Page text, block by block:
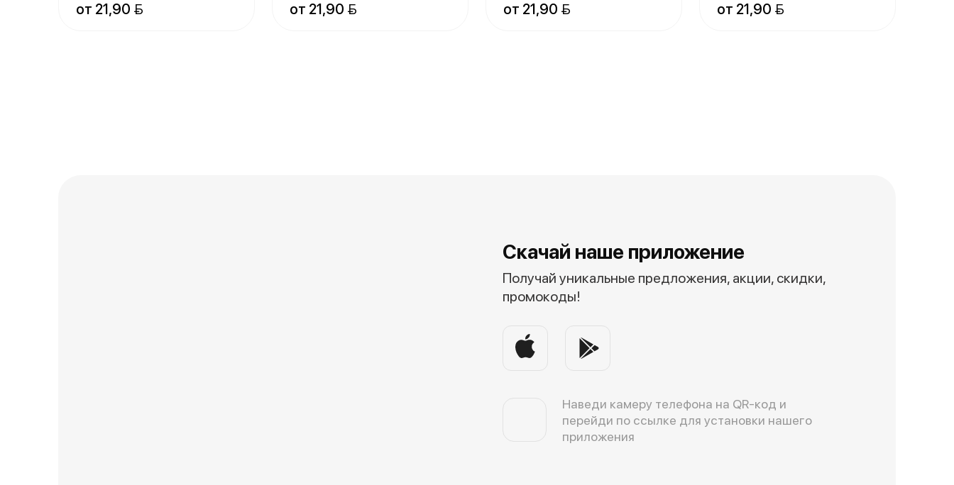
"карри"
от 21,90  от 21,90  от 21,90  от 21,90 
Скачай наше приложение
Получай уникальные предложения, акции, скидки,
промокоды!
Наведи камеру телефона на QR-код и
перейди по ссылке для установки нашего
приложения